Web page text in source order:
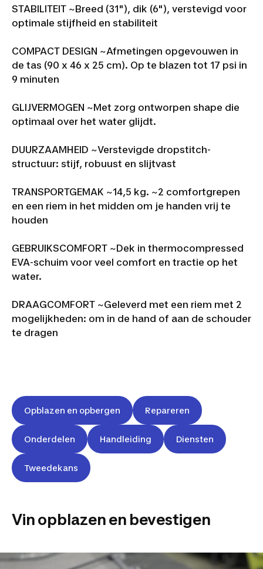
STABILITEIT ~Breed (31"), dik (6"), verstevigd voor
optimale stijfheid en stabiliteit
COMPACT DESIGN ~Afmetingen opgevouwen in
de tas (90 x 46 x 25 cm). Op te blazen tot 17 psi in
9 minuten
GLIJVERMOGEN ~Met zorg ontworpen shape die
optimaal over het water glijdt.
DUURZAAMHEID ~Verstevigde dropstitch-
structuur: stijf, robuust en slijtvast
TRANSPORTGEMAK ~14,5 kg. ~2 comfortgrepen
en een riem in het midden om je handen vrij te
houden
GEBRUIKSCOMFORT ~Dek in thermocompressed
EVA-schuim voor veel comfort en tractie op het
water.
DRAAGCOMFORT ~Geleverd met een riem met 2
mogelijkheden: om in de hand of aan de schouder
te dragen
Opblazen en opbergen Repareren
Onderdelen Handleiding Diensten
Tweedekans
Vin opblazen en bevestigen